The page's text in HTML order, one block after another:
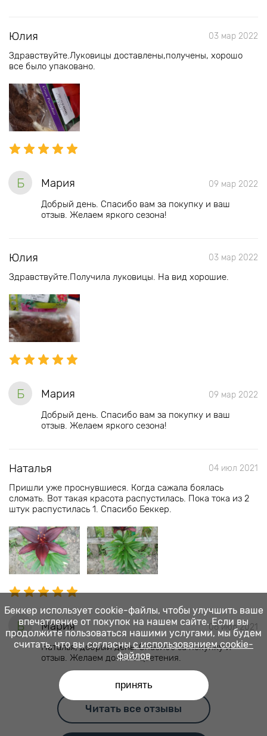
Юлия 03 мар 2022
Здравствуйте.Луковицы доставлены,получены, хорошо
все было упаковано.
Б Мария 09 мар 2022
Добрый день. Спасибо вам за покупку и ваш
отзыв. Желаем яркого сезона!
Юлия 03 мар 2022
Здравствуйте.Получила луковицы. На вид хорошие.
Б Мария 09 мар 2022
Добрый день. Спасибо вам за покупку и ваш
отзыв. Желаем яркого сезона!
Наталья 04 июл 2021
Пришли уже проснувшиеся. Когда сажала боялась
сломать. Вот такая красота распустилась. Пока тока из 2
штук распустилась 1. Спасибо Беккер.
Б Мария 06 июл 2021
Наталья, добрый день. Спасибо за покупку и
отзыв. Желаем долгого цветения.
Читать все отзывы
Беккер использует cookie-файлы, чтобы улучшить ваше
впечатление от покупок на нашем сайте. Если вы
продолжите пользоваться нашими услугами, мы будем
считать, что вы согласны с использованием cookie-
файлов
принять